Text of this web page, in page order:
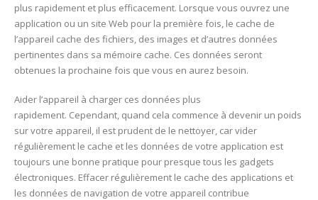
plus rapidement et plus efficacement. Lorsque vous ouvrez une
application ou un site Web pour la première fois, le cache de
l’appareil cache des fichiers, des images et d’autres données
pertinentes dans sa mémoire cache. Ces données seront
obtenues la prochaine fois que vous en aurez besoin.
Aider l’appareil à charger ces données plus
rapidement. Cependant, quand cela commence à devenir un poids
sur votre appareil, il est prudent de le nettoyer, car vider
régulièrement le cache et les données de votre application est
toujours une bonne pratique pour presque tous les gadgets
électroniques. Effacer régulièrement le cache des applications et
les données de navigation de votre appareil contribue